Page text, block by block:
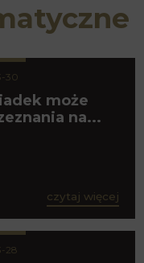
30
może
na...
czytaj więcej
28